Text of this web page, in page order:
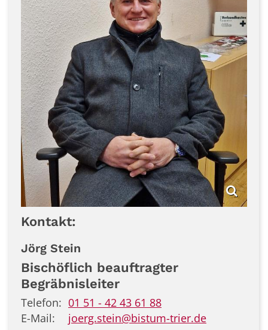
Kontakt:
Jörg Stein
Bischöflich beauftragter
Begräbnisleiter
Telefon: 01 51 - 42 43 61 88
E-Mail:
joerg.stein@bistum-trier.de